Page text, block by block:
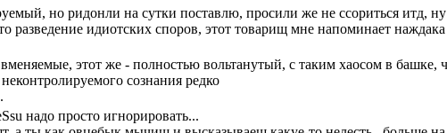
но ридонли на сутки поставлю, просили же не ссориться итд,
разведение идиотских споров, этот товарищ мне напоминает
этот же - полностью вольтанутый, с таким хаосом в
сознания редко
надо просто игнорировать...